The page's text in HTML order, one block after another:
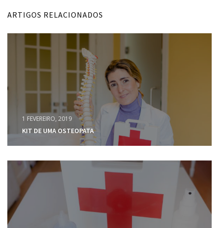
ARTIGOS RELACIONADOS
1 FEVEREIRO, 2019
KIT DE UMA OSTEOPATA